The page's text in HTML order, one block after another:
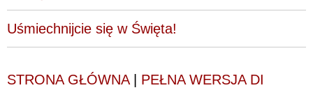
Uśmiechnijcie się w Święta!
STRONA GŁÓWNA| PEŁNA WERSJA DI